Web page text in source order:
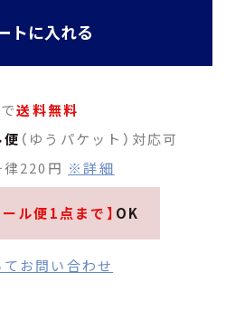
トに入れる
送料無料
（ゆうパケット）対応可
220円 ※詳細
ール便1点まで】 OK
お問い合わせ